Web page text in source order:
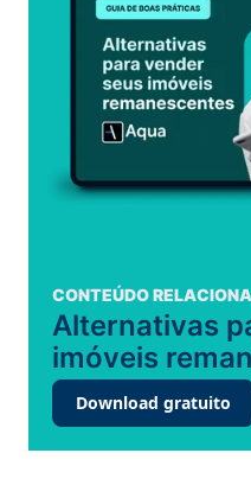
CONTEÚDO
Alternativas
imóveis
Download gratuito